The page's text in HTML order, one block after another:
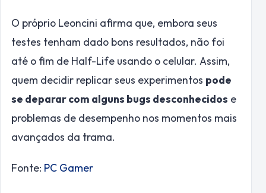
O próprio Leoncini afirma que, embora seus
testes tenham dado bons resultados, não foi
até o fim de Half-Life usando o celular. Assim,
quem decidir replicar seus experimentos pode
se deparar com alguns bugs desconhecidos e
problemas de desempenho nos momentos mais
avançados da trama.
Fonte: PC Gamer